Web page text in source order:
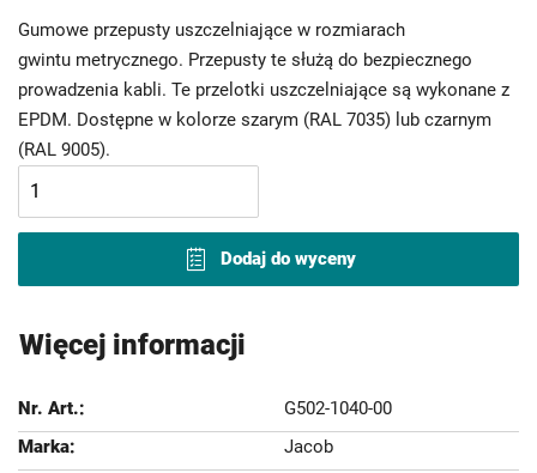
Gumowe przepusty uszczelniające w rozmiarach
gwintu metrycznego. Przepusty te służą do bezpiecznego
prowadzenia kabli. Te przelotki uszczelniające są wykonane z
EPDM. Dostępne w kolorze szarym (RAL 7035) lub czarnym
(RAL 9005).
Dodaj do wyceny
Więcej informacji
G502-1040-00
Jacob